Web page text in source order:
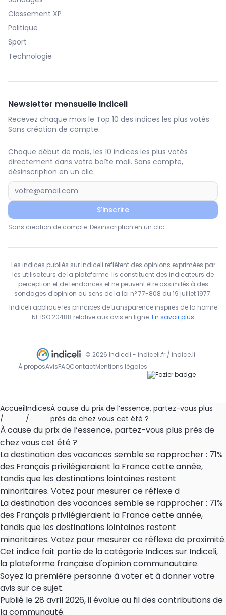
Classement XP
Politique
Sport
Technologie
Newsletter mensuelle Indiceli
Recevez chaque mois le Top 10 des indices les plus votés.
Sans création de compte.
Chaque début de mois, les 10 indices les plus votés
directement dans votre boîte mail. Sans compte,
désinscription en un clic.
S'inscrire
Sans création de compte. Désinscription en un clic.
Les indices publiés sur Indiceli reflètent des opinions exprimées par
les utilisateurs de la plateforme. Ils constituent des indicateurs de
perception et de tendances et ne peuvent être assimilés à des
sondages d'opinion au sens de la loi n° 77-808 du 19 juillet 1977.
Indiceli applique les principes de transparence inspirés de la norme
NF ISO 20488 relative aux avis en ligne. En savoir plus
© 2026 Indiceli - indiceli.fr / indice.li
À proposAvisFAQContactMentions légales
Accueil
/
Indices
/
À cause du prix de l’essence, partez-vous plus
près de chez vous cet été ?
À cause du prix de l’essence, partez-vous plus près de
chez vous cet été ?
La destination des vacances semble se rapprocher : 71%
des Français privilégieraient la France cette année,
tandis que les destinations lointaines restent
minoritaires. Votez pour mesurer ce réflexe d
La destination des vacances semble se rapprocher : 71%
des Français privilégieraient la France cette année,
tandis que les destinations lointaines restent
minoritaires. Votez pour mesurer ce réflexe de proximité.
Cet indice fait partie de la catégorie Indices sur Indiceli,
la plateforme française d'opinion communautaire.
Soyez la première personne à voter et à donner votre
avis sur ce sujet.
Publié le 28 avril 2026, il évolue au fil des contributions de
la communauté.